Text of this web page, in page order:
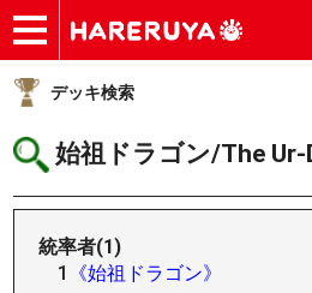
ショップ
買取
記事
デッキ検索
デッキ構築
選手一覧
店舗一覧
イベント
ヘルプ
お問い合わせ ログイン／
デッキ検索
始祖ドラゴン/The Ur-
統率者(1)
1
《始祖ドラゴン》